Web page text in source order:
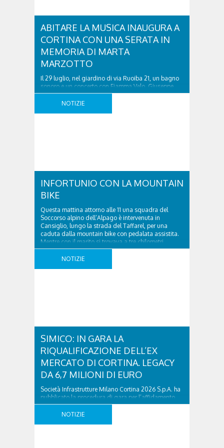
ABITARE LA MUSICA INAUGURA A
CORTINA CON UNA SERATA IN
MEMORIA DI MARTA
MARZOTTO
Il 29 luglio, nel giardino di via Ruoiba 21, un bagno
sonoro e un concerto con Fiamma Velo, Giuseppe
Locatello e Mirko Gragnato Mercoledì 29 luglio
2026 prende avvio a Cortina d’Ampezzo la prima
NOTIZIE
INFORTUNIO CON LA MOUNTAIN
BIKE
Questa mattina attorno alle 11 una squadra del
Soccorso alpino dell’Alpago è intervenuta in
Cansiglio, lungo la strada del Taffarel, per una
caduta dalla mountain bike con pedalata assistita.
Mentre con il marito si trovava a tre chilometri
dall’incrocio con la strada, che sale verso Malga
Mezzomiglio e a destra scende a Pian Osteria, nello
NOTIZIE
SIMICO: IN GARA LA
RIQUALIFICAZIONE DELL’EX
MERCATO DI CORTINA. LEGACY
DA 6,7 MILIONI DI EURO
Società Infrastrutture Milano Cortina 2026 S.p.A. ha
pubblicato la procedura di gara per l’affidamento
dei lavori relativi alla riqualificazione della Piazza Ex
Mercato nel Comune di Cortina d’Ampezzo.
NOTIZIE